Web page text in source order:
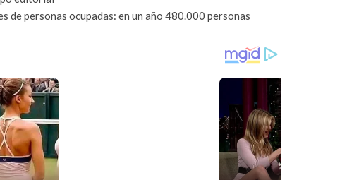
de personas ocupadas: en un año 480.000 personas